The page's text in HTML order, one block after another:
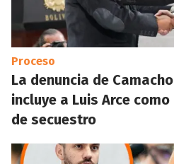
Proceso
La denuncia de
incluye a Luis Arce
de secuestro